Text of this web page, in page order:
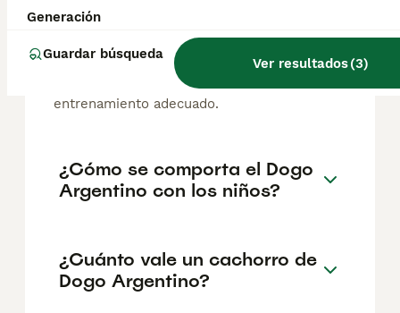
Generación
Guardar búsqueda
Ver resultados(3)
A pesar de su apariencia imponente, son
propietarios y pueden ser muy afectuosos.
Es esencial destacar que el Dogo Argentino
necesita una socialización temprana y un
entrenamiento adecuado.
¿Cómo se comporta el Dogo
Argentino con los niños?
¿Cuánto vale un cachorro de
Dogo Argentino?